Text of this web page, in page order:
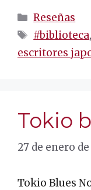
Categorías
Reseñas
Etiquetas
#biblioteca,
escritores
Tokio
27 de enero
Tokio Blues